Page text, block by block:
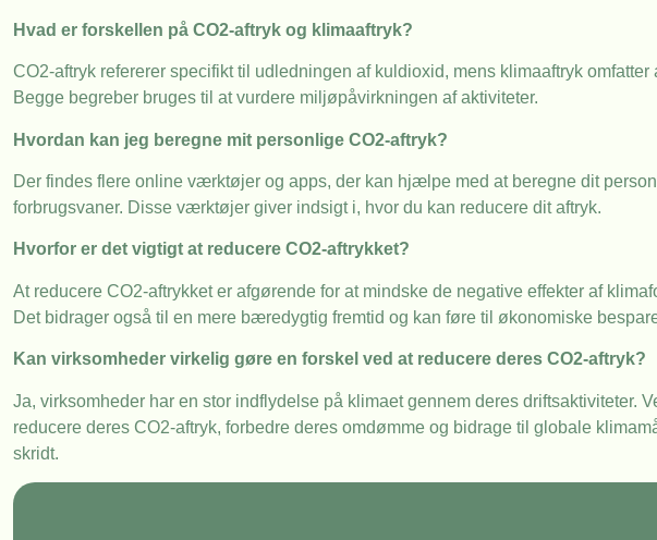
Hvad er forskellen på CO2-aftryk og klimaaftryk?
CO2-aftryk refererer specifikt til udledningen af kuldioxid, mens klimaaftryk
Begge begreber bruges til at vurdere miljøpåvirkningen af aktiviteter.
Hvordan kan jeg beregne mit personlige CO2-aftryk?
Der findes flere online værktøjer og apps, der kan hjælpe med at beregne dit
forbrugsvaner. Disse værktøjer giver indsigt i, hvor du kan reducere dit aftryk.
Hvorfor er det vigtigt at reducere CO2-aftrykket?
At reducere CO2-aftrykket er afgørende for at mindske de negative effekter af
Det bidrager også til en mere bæredygtig fremtid og kan føre til økonomiske
Kan virksomheder virkelig gøre en forskel ved at reducere deres CO2-aftryk?
Ja, virksomheder har en stor indflydelse på klimaet gennem deres driftsaktiviteter.
reducere deres CO2-aftryk, forbedre deres omdømme og bidrage til globale
skridt.